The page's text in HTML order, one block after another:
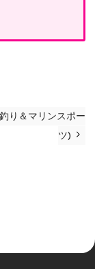
り＆マリンスポー
ツ)